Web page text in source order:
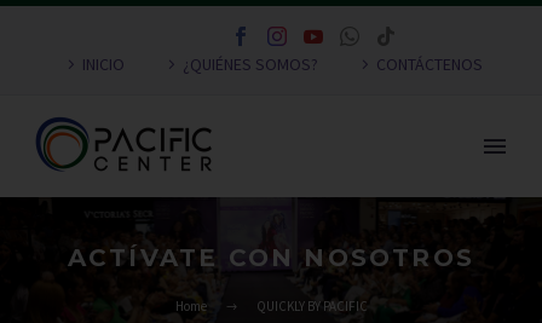
INICIO ¿QUIÉNES SOMOS? CONTÁCTENOS
ACTÍVATE CON NOSOTROS
Home QUICKLY BY PACIFIC